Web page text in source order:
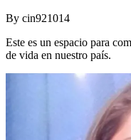
By cin921014
Este es un espacio para
de vida en nuestro país.